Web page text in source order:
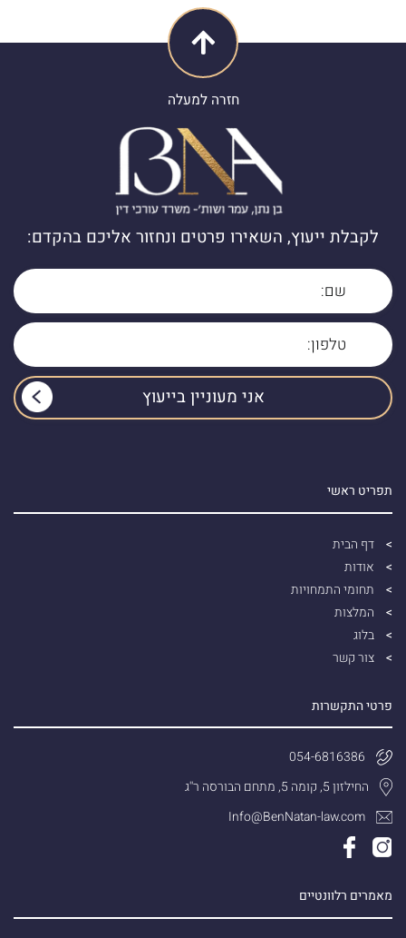
חזרה למעלה
לקבלת ייעוץ, השאירו פרטים ונחזור אליכם בהקדם:
תפריט ראשי
דף הבית
אודות
תחומי התמחויות
המלצות
בלוג
צור קשר
מאמרים רלוונטיים
פרטי התקשרות
054-6816386
החילזון 5, קומה 5, מתחם הבורסה ר''ג
Info@BenNatan-law.com